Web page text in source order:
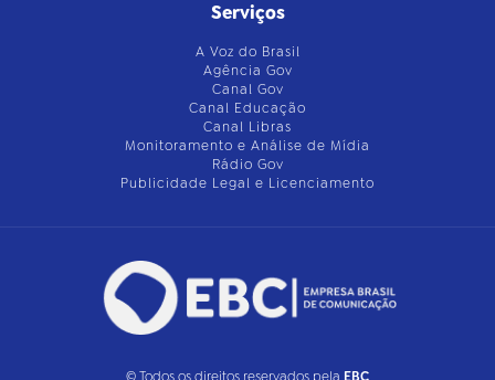
Serviços
A Voz do Brasil
Agência Gov
Canal Gov
Canal Educação
Canal Libras
Monitoramento e Análise de Mídia
Rádio Gov
Publicidade Legal e Licenciamento
© Todos os direitos reservados pela EBC